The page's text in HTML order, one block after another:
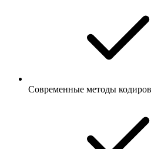
Современные методы